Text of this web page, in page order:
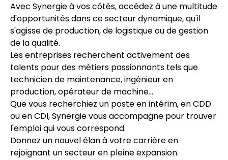
Avec Synergie à vos côtés, accédez à une multitude
d'opportunités dans ce secteur dynamique, qu'il
s'agisse de production, de logistique ou de gestion
de la qualité.
Les entreprises recherchent activement des
talents pour des métiers passionnants tels que
technicien de maintenance, ingénieur en
production, opérateur de machine...
Que vous recherchiez un poste en intérim, en CDD
ou en CDI, Synergie vous accompagne pour trouver
l'emploi qui vous correspond.
Donnez un nouvel élan à votre carrière en
rejoignant un secteur en pleine expansion.